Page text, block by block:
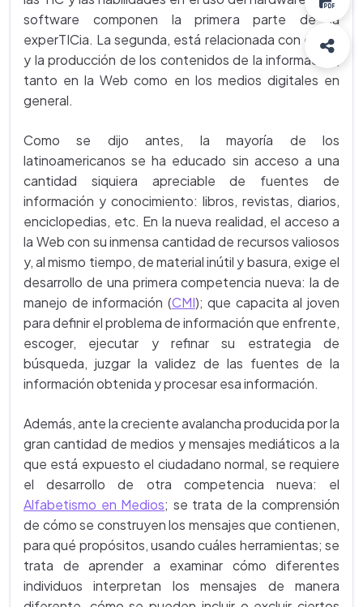
software componen la primera parte de la
experTICia. La segunda, está relacionada con el uso
y la producción de los contenidos de la información,
tanto en la Web como en los medios digitales en
general.
Como se dijo antes, la mayoría de los
latinoamericanos se ha educado sin acceso a una
cantidad siquiera apreciable de fuentes de
información y conocimiento: libros, revistas, diarios,
enciclopedias, etc. En la nueva realidad, el acceso a
la Web con su inmensa cantidad de recursos valiosos
y, al mismo tiempo, de material inútil y basura, exige el
desarrollo de una primera competencia nueva: la de
manejo de información (CMI); que capacita al joven
para definir el problema de información que enfrente,
escoger, ejecutar y refinar su estrategia de
búsqueda, juzgar la validez de las fuentes de la
información obtenida y procesar esa información.
Además, ante la creciente avalancha producida por la
gran cantidad de medios y mensajes mediáticos a la
que está expuesto el ciudadano normal, se requiere
el desarrollo de otra competencia nueva: el
Alfabetismo en Medios; se trata de la comprensión
de cómo se construyen los mensajes que contienen,
para qué propósitos, usando cuáles herramientas; se
trata de aprender a examinar cómo diferentes
individuos interpretan los mensajes de manera